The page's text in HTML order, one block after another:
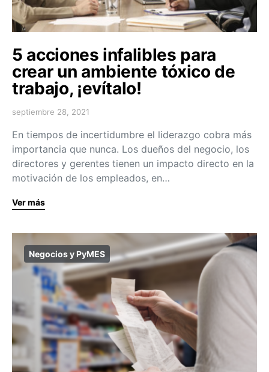
5 acciones infalibles para
crear un ambiente tóxico de
trabajo, ¡evítalo!
septiembre 28, 2021
En tiempos de incertidumbre el liderazgo cobra más
importancia que nunca. Los dueños del negocio, los
directores y gerentes tienen un impacto directo en la
motivación de los empleados, en…
Ver más
Negocios y PyMES